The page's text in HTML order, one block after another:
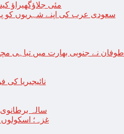
9 مئی جلاؤگھیراؤ کیس: 8 پی ٹی آئی رہنماؤں کے ناقابل ضمانت وارنٹ
سعودی عرب کی اپنے شہریوں کو پاکستان سمیت 25 ممالک جانے
طوفان نے جنوبی بھارت میں تباہی
نائیجیریا کی
19 سالہ
غزہ؛ اسکولوں پربمباری سے50 شہید،